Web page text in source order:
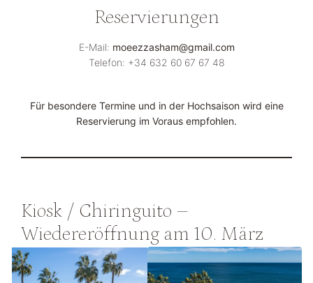
Reservierungen
E-Mail: moeezzasham@gmail.com
Telefon: +34 632 60 67 67 48
Für besondere Termine und in der Hochsaison wird eine
Reservierung im Voraus empfohlen.
Kiosk / Chiringuito –
Wiedereröffnung am 10. März